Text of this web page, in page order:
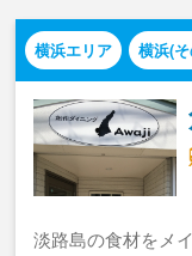
横浜エリア 横浜(
淡路島の食材をメ